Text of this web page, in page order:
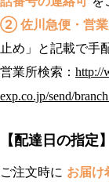
② 佐川急便・営業
止め」と記載で手
営業所検索： http://
exp.co.jp/send/
【配達日の指定】
ご注文時に お届け